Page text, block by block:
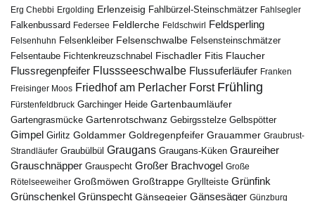
Erg Chebbi Ergolding Erlenzeisig Fahlbürzel-Steinschmätzer Fahlsegler
Falkenbussard Federsee Feldlerche Feldschwirl Feldsperling
Felsenhuhn Felsenkleiber Felsenschwalbe Felsensteinschmätzer
Felsentaube Fichtenkreuzschnabel Fischadler Fitis Flaucher
Flussregenpfeifer Flussseeschwalbe Flussuferläufer Franken
Freisinger Moos Friedhof am Perlacher Forst Frühling
Fürstenfeldbruck Garchinger Heide Gartenbaumläufer
Gartengrasmücke Gartenrotschwanz Gebirgsstelze Gelbspötter
Gimpel Girlitz Goldammer Goldregenpfeifer Grauammer Graubrust-
Strandläufer Graubülbül Graugans Graugans-Küken Graureiher
Grauschnäpper Grauspecht Großer Brachvogel Große
Rötelseeweiher Großmöwen Großtrappe Gryllteiste Grünfink
Grünschenkel Grünspecht Gänsegeier Gänsesäger Günzburg